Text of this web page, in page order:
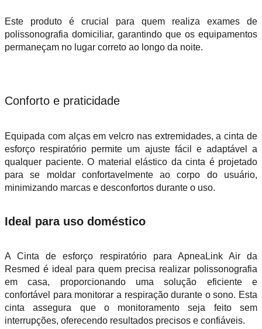
Este produto é crucial para quem realiza exames de
polissonografia domiciliar, garantindo que os equipamentos
permaneçam no lugar correto ao longo da noite.
Conforto e praticidade
Equipada com alças em velcro nas extremidades, a cinta de
esforço respiratório permite um ajuste fácil e adaptável a
qualquer paciente. O material elástico da cinta é projetado
para se moldar confortavelmente ao corpo do usuário,
minimizando marcas e desconfortos durante o uso.
Ideal para uso doméstico
A Cinta de esforço respiratório para ApneaLink Air da
Resmed é ideal para quem precisa realizar polissonografia
em casa, proporcionando uma solução eficiente e
confortável para monitorar a respiração durante o sono. Esta
cinta assegura que o monitoramento seja feito sem
interrupções, oferecendo resultados precisos e confiáveis.